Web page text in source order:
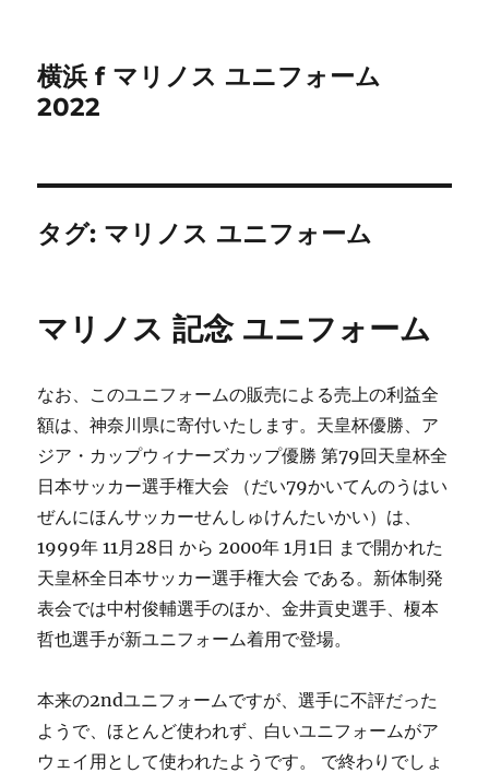
横浜 f マリノス ユニフォーム
2022
タグ: マリノス ユニフォーム
マリノス 記念 ユニフォーム
なお、このユニフォームの販売による売上の利益全
額は、神奈川県に寄付いたします。天皇杯優勝、ア
ジア・カップウィナーズカップ優勝 第79回天皇杯全
日本サッカー選手権大会 （だい79かいてんのうはい
ぜんにほんサッカーせんしゅけんたいかい）は、
1999年 11月28日 から 2000年 1月1日 まで開かれた
天皇杯全日本サッカー選手権大会 である。新体制発
表会では中村俊輔選手のほか、金井貢史選手、榎本
哲也選手が新ユニフォーム着用で登場。
本来の2ndユニフォームですが、選手に不評だった
ようで、ほとんど使われず、白いユニフォームがア
ウェイ用として使われたようです。 で終わりでしょ